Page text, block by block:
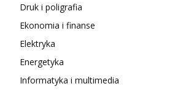
Druk i poligrafia
Ekonomia i finanse
Elektryka
Energetyka
Informatyka i multimedia